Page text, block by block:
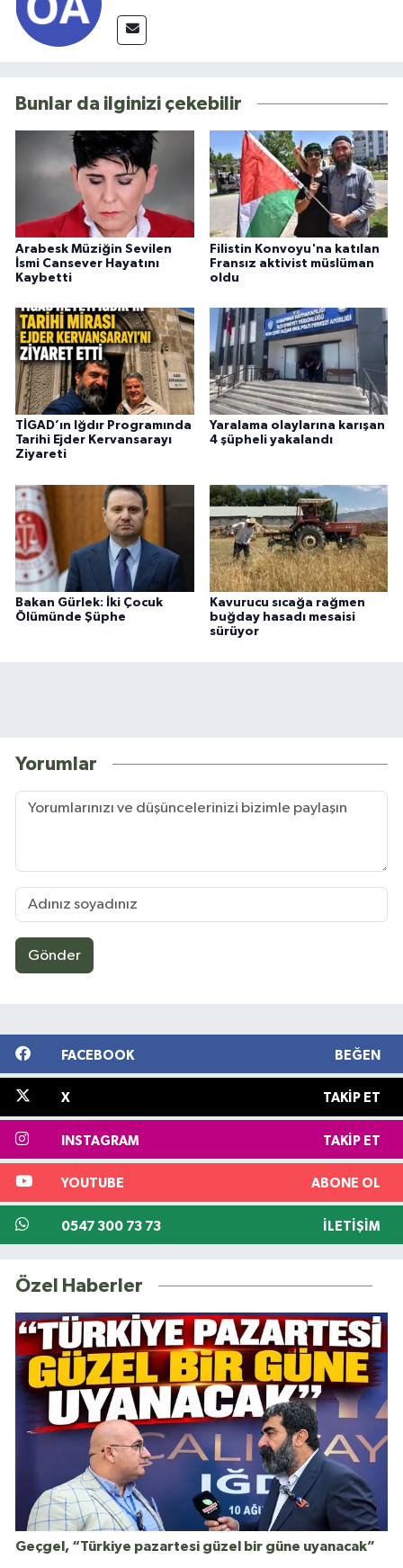
Bunlar da ilginizi çekebilir
Arabesk Müziğin Sevilen
İsmi Cansever Hayatını
Kaybetti
Filistin Konvoyu'na katılan
Fransız aktivist müslüman
oldu
TİGAD’ın Iğdır Programında
Tarihi Ejder Kervansarayı
Ziyareti
Yaralama olaylarına karışan
4 şüpheli yakalandı
Bakan Gürlek: İki Çocuk
Ölümünde Şüphe
Kavurucu sıcağa rağmen
buğday hasadı mesaisi
sürüyor
Yorumlar
Gönder
FACEBOOK BEĞEN
X TAKIP ET
INSTAGRAM TAKIP ET
YOUTUBE ABONE OL
0547 300 73 73 İLETIŞIM
Özel Haberler
Geçgel, “Türkiye pazartesi güzel bir güne uyanacak”